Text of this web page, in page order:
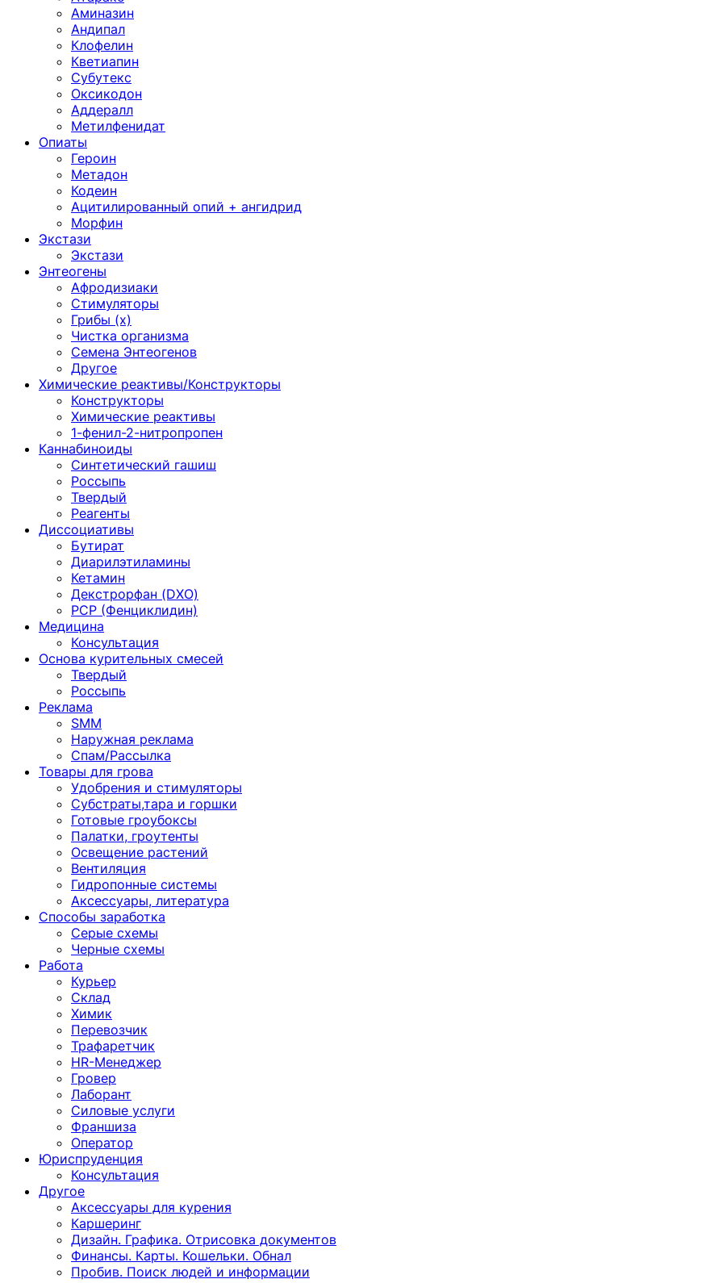
Аминазин
Андипал
Клофелин
Кветиапин
Субутекс
Оксикодон
Аддералл
Метилфенидат
Опиаты
Героин
Метадон
Кодеин
Ацитилированный опий + ангидрид
Морфин
Экстази
Экстази
Энтеогены
Афродизиаки
Стимуляторы
Грибы (х)
Чистка организма
Семена Энтеогенов
Другое
Химические реактивы/Конструкторы
Конструкторы
Химические реактивы
1-фенил-2-нитропропен
Каннабиноиды
Синтетический гашиш
Россыпь
Твердый
Реагенты
Диссоциативы
Бутират
Диарилэтиламины
Кетамин
Декстрорфан (DXO)
PCP (Фенциклидин)
Медицина
Консультация
Основа курительных смесей
Твердый
Россыпь
Реклама
SMM
Наружная реклама
Спам/Рассылка
Товары для грова
Удобрения и стимуляторы
Субстраты,тара и горшки
Готовые гроубоксы
Палатки, гроутенты
Освещение растений
Вентиляция
Гидропонные системы
Аксессуары, литература
Способы заработка
Серые схемы
Черные схемы
Работа
Курьер
Склад
Химик
Перевозчик
Трафаретчик
HR-Менеджер
Гровер
Лаборант
Силовые услуги
Франшиза
Оператор
Юриспруденция
Консультация
Другoе
Аксессуары для курения
Каршеринг
Дизайн. Графика. Отрисовка документов
Финансы. Карты. Кошельки. Обнал
Пробив. Поиск людей и информации